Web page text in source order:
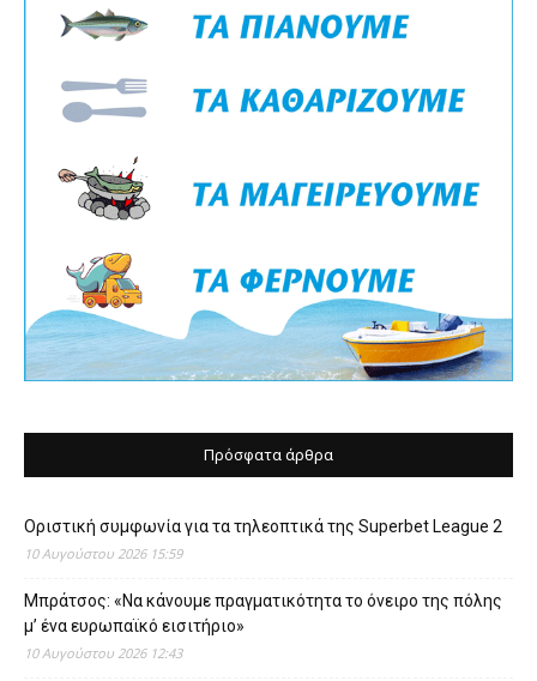
Πρόσφατα άρθρα
Οριστική συμφωνία για τα τηλεοπτικά της Superbet League 2
10 Αυγούστου 2026 15:59
Μπράτσος: «Να κάνουμε πραγματικότητα το όνειρο της πόλης
μ’ ένα ευρωπαϊκό εισιτήριο»
10 Αυγούστου 2026 12:43